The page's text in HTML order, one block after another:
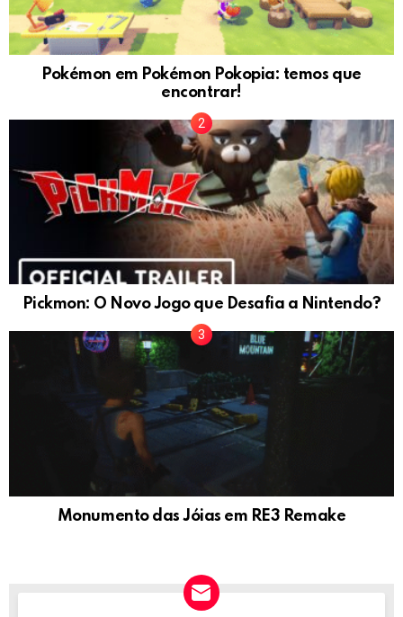
Pokémon em Pokémon Pokopia: temos que
encontrar!
Pickmon: O Novo Jogo que Desafia a Nintendo?
Monumento das Jóias em RE3 Remake